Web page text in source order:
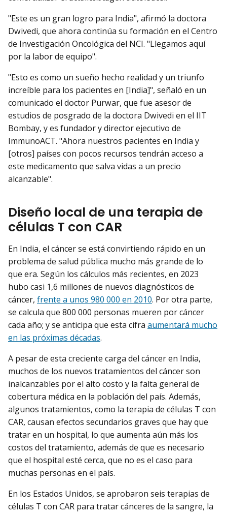
"Este es un gran logro para India", afirmó la doctora
Dwivedi, que ahora continúa su formación en el Centro
de Investigación Oncológica del NCI. "Llegamos aquí
por la labor de equipo".
"Esto es como un sueño hecho realidad y un triunfo
increíble para los pacientes en [India]", señaló en un
comunicado el doctor Purwar, que fue asesor de
estudios de posgrado de la doctora Dwivedi en el IIT
Bombay, y es fundador y director ejecutivo de
ImmunoACT. "Ahora nuestros pacientes en India y
[otros] países con pocos recursos tendrán acceso a
este medicamento que salva vidas a un precio
alcanzable".
Diseño local de una terapia de
células T con CAR
En India, el cáncer se está convirtiendo rápido en un
problema de salud pública mucho más grande de lo
que era. Según los cálculos más recientes, en 2023
hubo casi 1,6 millones de nuevos diagnósticos de
cáncer, frente a unos 980 000 en 2010. Por otra parte,
se calcula que 800 000 personas mueren por cáncer
cada año; y se anticipa que esta cifra aumentará mucho
en las próximas décadas.
A pesar de esta creciente carga del cáncer en India,
muchos de los nuevos tratamientos del cáncer son
inalcanzables por el alto costo y la falta general de
cobertura médica en la población del país. Además,
algunos tratamientos, como la terapia de células T con
CAR, causan efectos secundarios graves que hay que
tratar en un hospital, lo que aumenta aún más los
costos del tratamiento, además de que es necesario
que el hospital esté cerca, que no es el caso para
muchas personas en el país.
En los Estados Unidos, se aprobaron seis terapias de
células T con CAR para tratar cánceres de la sangre, la